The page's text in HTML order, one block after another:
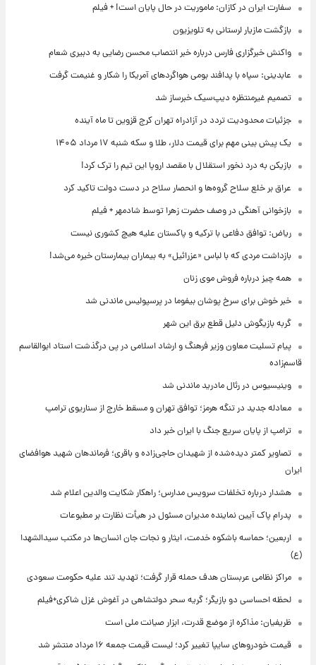
سفارت ایران در کازان: ماموریت در حال پایان است! + فیلم
بازگشت مازیار لرستانی به تلویزیون
واکنش خبرگزاری فارس درباره خبر انتصاب محسن رضایی به دبیری شعام
عابدینی: سپاه با پدافند بومی هواگردهای آمریکا را شکار و غنیمت گرفت
تصمیم غیرمنتظره دیپ‌سیک خبرساز شد
جزئیات محدودیت تردد در آزادراه تهران کرج قزوین تا ماه آینده
یک پیش ‌بینی مهم برای قیمت دلار، طلا و سکه شنبه ۱۷ مرداد ۱۴۰۵
بازیکن به درد نخور استقلال با مقصد اروپا این تیم را ترک کرد!
عراق بر خلع سلاح گروه‌ها و انحصار سلاح در دست دولت تاکید کرد
بازخوانی آهنگی در وصف حضرت زهرا توسط شادمهر + فیلم
ریاض: توافق دفاعی با ترکیه و پاکستان علیه هیچ کشوری نیست
بازداشت مردی که با لباس «عزرائیل» به بیماران بیمارستان خیره می‌شد!
همه چیز درباره فروش موی زنان
خبر خوش برای سرخ پوشان بیفوما در پرسپولیس ماندنی شد
گربه بازیگوش دلیل قطع برق این شهر
پیام تسلیت معاون وزیر فرهنگ و ارشاد اسلامی در پی درگذشت استاد ابوالقاسم
قاسم‌زاده
وینیسیوس در رئال مادرید ماندنی شد
معادله جدید در تنگه هرمز؛ توافق تهران و مسقط خارج از سناریوی ترامپ
ترامپ از پایان سریع جنگ با ایران خبر داد
تصاویر کمتر دیده‌شده از شهیدان حاجی‌زاده و باقری؛ فرماندهان شهید هوافضای
ایران
هشدار درباره تخلفات سرویس مدارس؛ راهکار شکایت والدین اعلام شد
پدرام پاک آیین نماینده مدیران مسئول در هیأت نظارت بر مطبوعات
اربعین؛ حماسه باشکوه خدمت، ایثار و نجات جان انسان‌ها در مکتب سیدالشهدا
(ع)
مراکز نظامی عربستان هدف حمله قرار گرفت؛ تهدید تند علیه حکومت سعودی
لحظه احساسی دو بازیگر؛ گریه سحر دولتشاهی در آغوش غزل شاکری+فیلم
ظریفیان: مذاکره از موضع قدرت، ابزار صیانت ملی است
قیمت خودروهای سایپا تغییر کرد؛ لیست قیمت جمعه ۱۶ مرداد منتشر شد